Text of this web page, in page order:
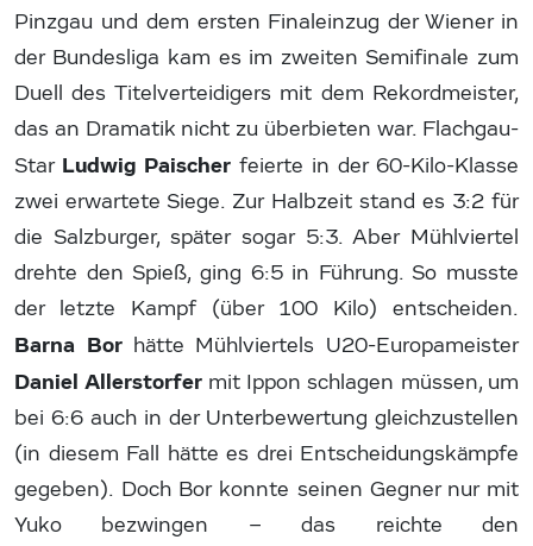
Pinzgau und dem ersten Finaleinzug der Wiener in
der Bundesliga kam es im zweiten Semifinale zum
Duell des Titelverteidigers mit dem Rekordmeister,
das an Dramatik nicht zu überbieten war. Flachgau-
Star Ludwig Paischer feierte in der 60-Kilo-Klasse
zwei erwartete Siege. Zur Halbzeit stand es 3:2 für
die Salzburger, später sogar 5:3. Aber Mühlviertel
drehte den Spieß, ging 6:5 in Führung. So musste
der letzte Kampf (über 100 Kilo) entscheiden.
Barna Bor hätte Mühlviertels U20-Europameister
Daniel Allerstorfer mit Ippon schlagen müssen, um
bei 6:6 auch in der Unterbewertung gleichzustellen
(in diesem Fall hätte es drei Entscheidungskämpfe
gegeben). Doch Bor konnte seinen Gegner nur mit
Yuko bezwingen – das reichte den